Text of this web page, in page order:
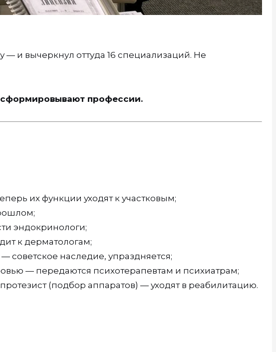
и вычеркнул оттуда 16 специализаций. Не
профессии.
их функции уходят к участковым;
эндокринологи;
к дерматологам;
советское наследие, упраздняется;
— передаются психотерапевтам и психиатрам;
(подбор аппаратов) — уходят в реабилитацию.